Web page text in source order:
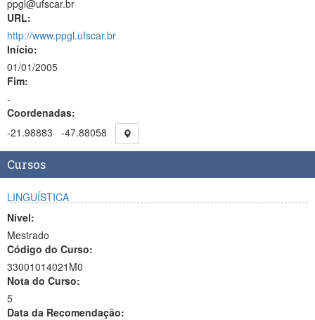
ppgl@ufscar.br
URL:
http://www.ppgl.ufscar.br
Início:
01/01/2005
Fim:
-
Coordenadas:
-21.98883
-47.88058
Cursos
LINGUÍSTICA
Nível:
Mestrado
Código do Curso:
33001014021M0
Nota do Curso:
5
Data da Recomendação: